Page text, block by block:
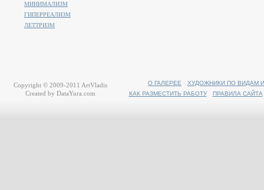
МИНИМАЛИЗМ
ГИПЕРРЕАЛИЗМ
ЛЕТТРИЗМ
О ГАЛЕРЕЕ
ХУДОЖНИКИ ПО ВИДАМ
КАК РАЗМЕСТИТЬ РАБОТУ
ПРАВИЛА САЙТА
Copyright © 2009-2011 ArtVladis
Created by DataYura.com